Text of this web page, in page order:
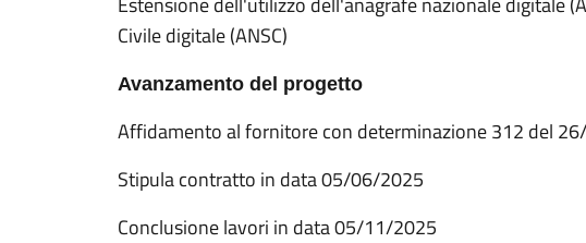
Civile digitale (ANSC)
Avanzamento del progetto
Affidamento al fornitore con determinazione 312 del
Stipula contratto in data 05/06/2025
Conclusione lavori in data 05/11/2025